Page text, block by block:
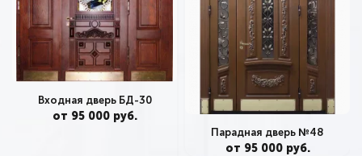
Входная дверь БД-30
от 95 000 руб.
Парадная дверь №48
от 95 000 руб.